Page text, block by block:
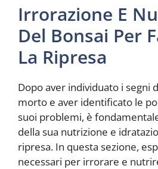
Irrorazione E
Del Bonsai Per
La Ripresa
Dopo aver individuato i segni
morto e aver identificato le
suoi problemi, è
della sua nutrizione e
ripresa. In questa sezione,
necessari per irrorare e